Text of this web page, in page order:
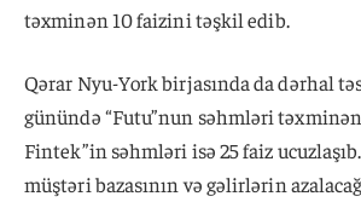
təxminən 10 faizini təşkil edib.
Qərar Nyu-York birjasında da dərhal
günündə “Futu”nun səhmləri təxminən
Fintek”in səhmləri isə 25 faiz
müştəri bazasının və gəlirlərin